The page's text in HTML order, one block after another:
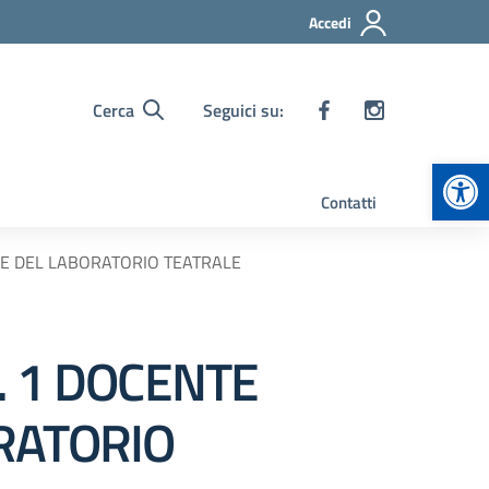
Accedi
Cerca Seguici su:
Contatti
DEL LABORATORIO TEATRALE
DOCENTE